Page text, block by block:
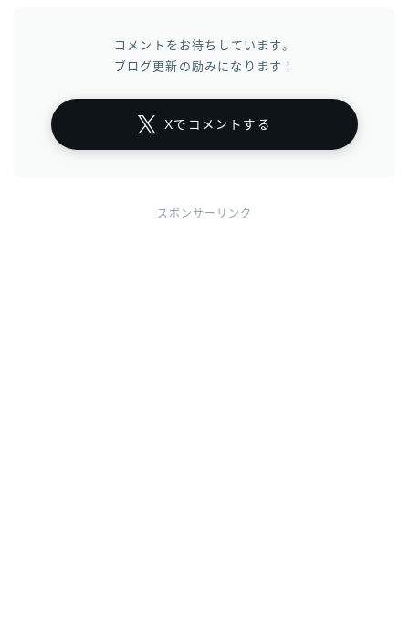
コメントをお待ちしています。
ブログ更新の励みになります！
Xでコメントする
スポンサーリンク